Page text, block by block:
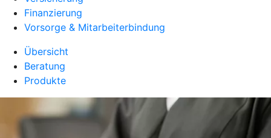
Finanzierung
Vorsorge & Mitarbeiterbindung
Übersicht
Beratung
Produkte